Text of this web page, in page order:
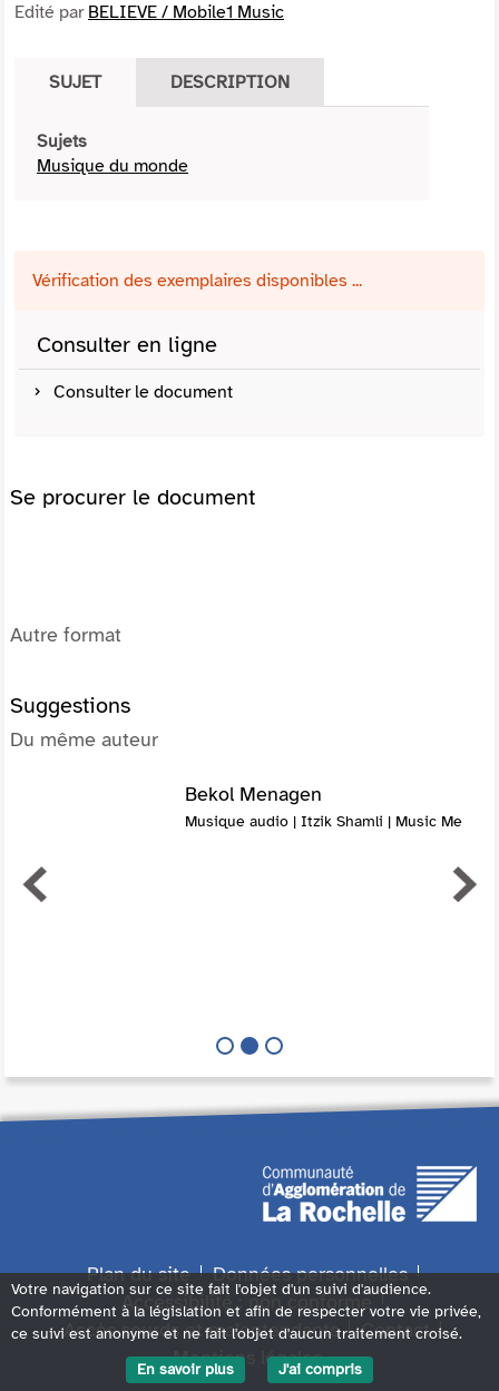
Edité par BELIEVE / Mobile1 Music
SUJET DESCRIPTION
Sujets
Musique du monde
Vérification des exemplaires disponibles ...
Consulter en ligne
Consulter le document
Se procurer le document
Autre format
Suggestions
Du même auteur
Bekol Menagen
Musique audio | Itzik Shamli | Music Me
Plan du site
Données personnelles
Accessibilité : non conforme
Accès sourds et malentendants
Contact
Mentions légales
Votre navigation sur ce site fait l'objet d'un suivi d'audience.
Conformément à la législation et afin de respecter votre vie privée,
ce suivi est anonyme et ne fait l'objet d'aucun traitement croisé.
En savoir plus
J'ai compris